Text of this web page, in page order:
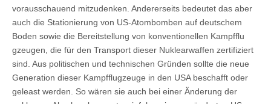
vorausschauend mitzudenken. Andererseits bedeutet das aber
auch die Stationierung von US-Atombomben auf deutschem
Boden sowie die Bereitstellung von konventionellen Kampfflu
gzeugen, die für den Transport dieser Nuklearwaffen zertifiziert
sind. Aus politischen und technischen Gründen sollte die neue
Generation dieser Kampfflugzeuge in den USA beschafft oder
geleast werden. So wären sie auch bei einer Änderung der